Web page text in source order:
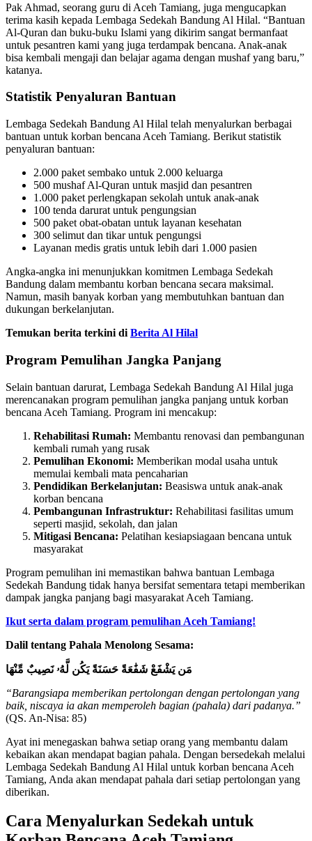
Pak Ahmad, seorang guru di Aceh Tamiang, juga mengucapkan
terima kasih kepada Lembaga Sedekah Bandung Al Hilal. “Bantuan
Al-Quran dan buku-buku Islami yang dikirim sangat bermanfaat
untuk pesantren kami yang juga terdampak bencana. Anak-anak
bisa kembali mengaji dan belajar agama dengan mushaf yang baru,”
katanya.
Statistik Penyaluran Bantuan
Lembaga Sedekah Bandung Al Hilal telah menyalurkan berbagai
bantuan untuk korban bencana Aceh Tamiang. Berikut statistik
penyaluran bantuan:
2.000 paket sembako untuk 2.000 keluarga
500 mushaf Al-Quran untuk masjid dan pesantren
1.000 paket perlengkapan sekolah untuk anak-anak
100 tenda darurat untuk pengungsian
500 paket obat-obatan untuk layanan kesehatan
300 selimut dan tikar untuk pengungsi
Layanan medis gratis untuk lebih dari 1.000 pasien
Angka-angka ini menunjukkan komitmen Lembaga Sedekah
Bandung dalam membantu korban bencana secara maksimal.
Namun, masih banyak korban yang membutuhkan bantuan dan
dukungan berkelanjutan.
Temukan berita terkini di Berita Al Hilal
Program Pemulihan Jangka Panjang
Selain bantuan darurat, Lembaga Sedekah Bandung Al Hilal juga
merencanakan program pemulihan jangka panjang untuk korban
bencana Aceh Tamiang. Program ini mencakup:
Rehabilitasi Rumah: Membantu renovasi dan pembangunan
kembali rumah yang rusak
Pemulihan Ekonomi: Memberikan modal usaha untuk
memulai kembali mata pencaharian
Pendidikan Berkelanjutan: Beasiswa untuk anak-anak
korban bencana
Pembangunan Infrastruktur: Rehabilitasi fasilitas umum
seperti masjid, sekolah, dan jalan
Mitigasi Bencana: Pelatihan kesiapsiagaan bencana untuk
masyarakat
Program pemulihan ini memastikan bahwa bantuan Lembaga
Sedekah Bandung tidak hanya bersifat sementara tetapi memberikan
dampak jangka panjang bagi masyarakat Aceh Tamiang.
Ikut serta dalam program pemulihan Aceh Tamiang!
Dalil tentang Pahala Menolong Sesama:
مَن يَشْفَعْ شَفَٰعَةً حَسَنَةً يَكُن لَّهُۥ نَصِيبٌ مِّنْهَا
“Barangsiapa memberikan pertolongan dengan pertolongan yang
baik, niscaya ia akan memperoleh bagian (pahala) dari padanya.”
(QS. An-Nisa: 85)
Ayat ini menegaskan bahwa setiap orang yang membantu dalam
kebaikan akan mendapat bagian pahala. Dengan bersedekah melalui
Lembaga Sedekah Bandung Al Hilal untuk korban bencana Aceh
Tamiang, Anda akan mendapat pahala dari setiap pertolongan yang
diberikan.
Cara Menyalurkan Sedekah untuk